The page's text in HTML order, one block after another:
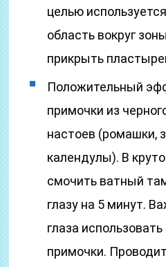
целью
область вокруг
прикрыть
Положительный
примочки из
настоев (ромашки,
календулы). В
смочить ватный
глазу на 5 минут.
глаза
примочки.